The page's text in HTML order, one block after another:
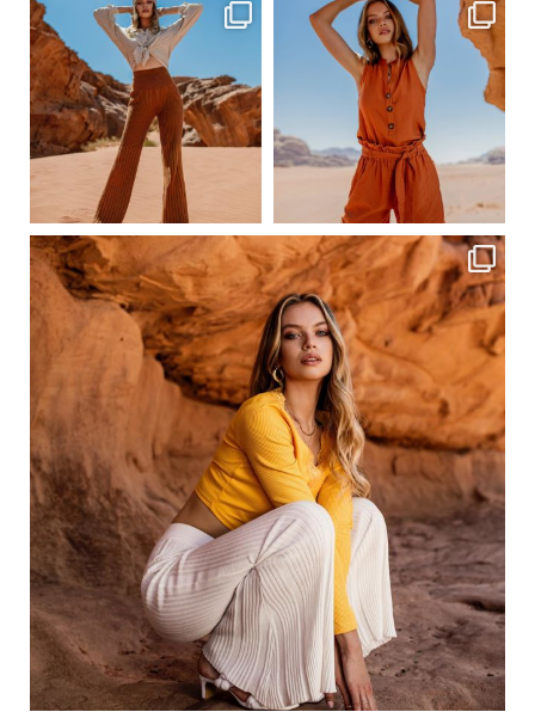
ebutikpl
Сер 19
ebutikpl
Сер 18
ebutikpl
Сер 17